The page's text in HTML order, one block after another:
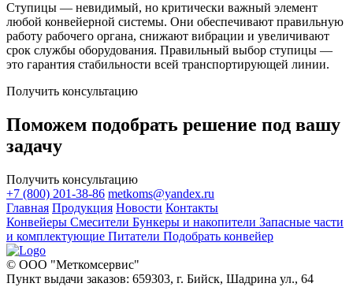
Ступицы — невидимый, но критически важный элемент
любой конвейерной системы. Они обеспечивают правильную
работу рабочего органа, снижают вибрации и увеличивают
срок службы оборудования. Правильный выбор ступицы —
это гарантия стабильности всей транспортирующей линии.
Получить консультацию
Поможем подобрать решение под вашу
задачу
Получить консультацию
+7 (800) 201-38-86 metkoms@yandex.ru
Главная Продукция Новости Контакты
Конвейеры Смесители Бункеры и накопители Запасные части
и комплектующие Питатели Подобрать конвейер
© ООО "Меткомсервис"
Пункт выдачи заказов: 659303, г. Бийск, Шадрина ул., 64